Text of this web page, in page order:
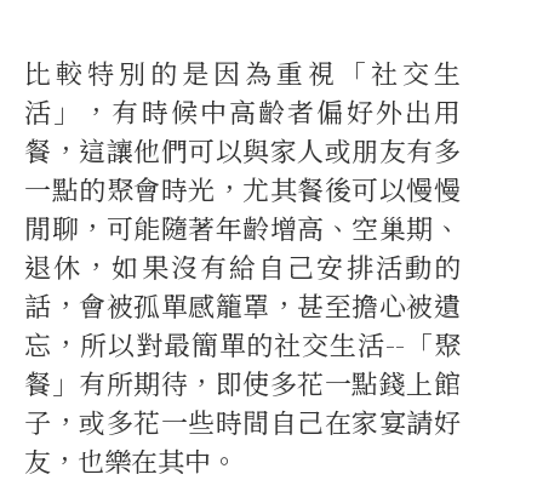
比較特別的是因為重視「社交生
活」，有時候中高齡者偏好外出用
餐，這讓他們可以與家人或朋友有多
一點的聚會時光，尤其餐後可以慢慢
閒聊，可能隨著年齡增高、空巢期、
退休，如果沒有給自己安排活動的
話，會被孤單感籠罩，甚至擔心被遺
忘，所以對最簡單的社交生活--「聚
餐」有所期待，即使多花一點錢上館
子，或多花一些時間自己在家宴請好
友，也樂在其中。